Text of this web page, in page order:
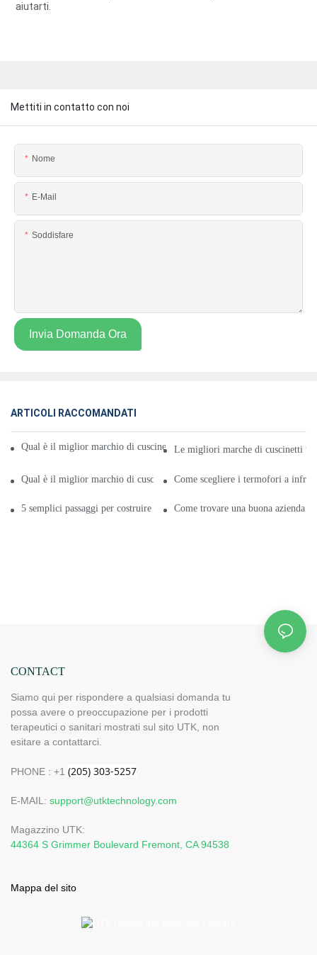
aiutarti.
Mettiti in contatto con noi
Nome
E-Mail
Soddisfare
Invia Domanda Ora
ARTICOLI RACCOMANDATI
Qual è il miglior marchio di cuscinetti termici a infrarossi lontani in
Le migliori marche di cuscinetti
Qual è il miglior marchio di cuscinetti termici a infrarossi in Cina?
Come scegliere i termofori a
5 semplici passaggi per costruire un termoforo a infrarossi
Come trovare una buona azienda
CONTACT
Siamo qui per rispondere a qualsiasi domanda tu
possa avere o preoccupazione per i prodotti
terapeutici o sanitari mostrati sul sito UTK, non
esitare a contattarci.
PHONE : +1
E-MAIL: support@utktechnology.com
Magazzino UTK:
44364 S Grimmer Boulevard Fremont, CA 94538
Mappa del sito